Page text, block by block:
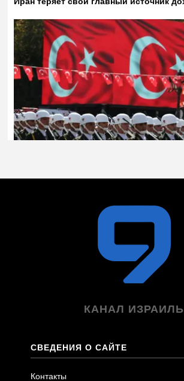
КАНАЛ ИЗРАИЛЬ
СВЕДЕНИЯ О САЙТЕ
Контакты